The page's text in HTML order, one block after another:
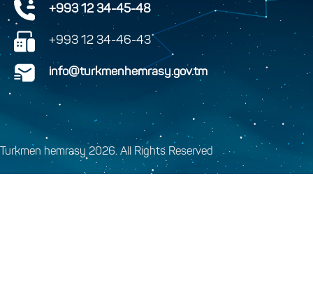
+993 12 34-45-48
+993 12 34-46-43
info@turkmenhemrasy.gov.tm
Turkmen hemrasy 2026. All Rights Reserved